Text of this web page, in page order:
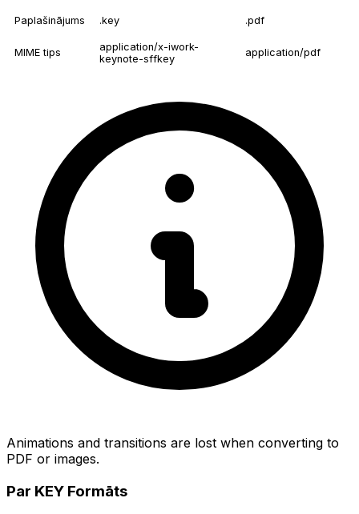
Paplašinājums .key .pdf
MIME tips
application/x-iwork-
keynote-sffkey
application/pdf
Animations and transitions are lost when converting to
PDF or images.
Par KEY Formāts